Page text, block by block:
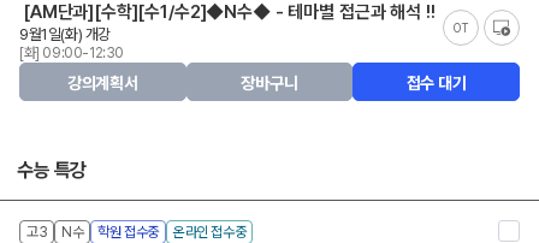
[AM단과][수학][수1/수2]◆N수◆ - 테마별 접근과 해석 !!
OT
9월1일(화) 개강
[화] 09:00-12:30
강의계획서 장바구니 접수 대기
수능 특강
고3 N수 학원 접수중 온라인 접수중